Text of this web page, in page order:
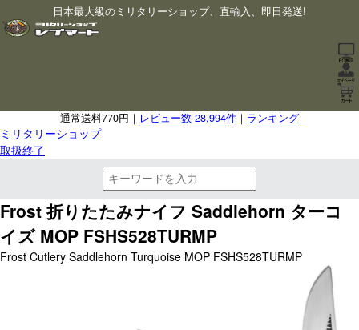
日本最大級のミリタリーショップ、直輸入、即日発送!
通常送料770円｜ レビュー数 28,994件 ｜ ランキング
ミリタリーショップ
取扱終了
Frost 折りたたみナイフ Saddlehorn ターコ
イズ MOP FSHS528TURMP
Frost Cutlery Saddlehorn Turquoise MOP FSHS528TURMP